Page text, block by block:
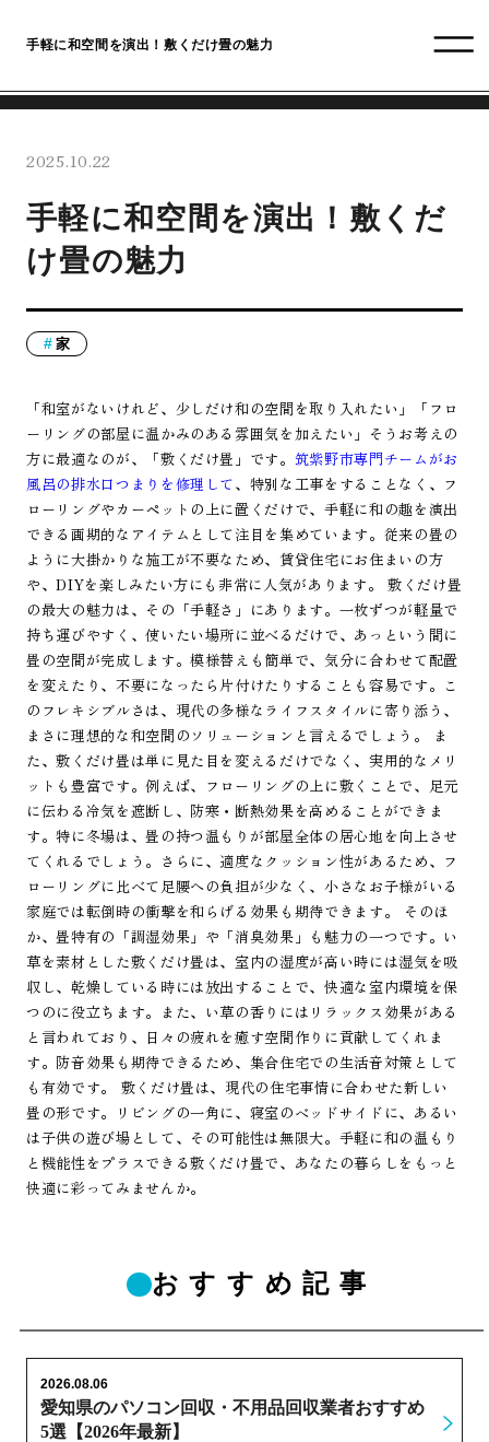
手軽に和空間を演出！敷くだけ畳の魅力
2025.10.22
手軽に和空間を演出！敷くだ
け畳の魅力
家
「和室がないけれど、少しだけ和の空間を取り入れたい」「フロ
ーリングの部屋に温かみのある雰囲気を加えたい」そうお考えの
方に最適なのが、「敷くだけ畳」です。 筑紫野市専門チームがお
風呂の排水口つまりを修理して、特別な工事をすることなく、フ
ローリングやカーペットの上に置くだけで、手軽に和の趣を演出
できる画期的なアイテムとして注目を集めています。従来の畳の
ように大掛かりな施工が不要なため、賃貸住宅にお住まいの方
や、DIYを楽しみたい方にも非常に人気があります。 敷くだけ畳
の最大の魅力は、その「手軽さ」にあります。一枚ずつが軽量で
持ち運びやすく、使いたい場所に並べるだけで、あっという間に
畳の空間が完成します。模様替えも簡単で、気分に合わせて配置
を変えたり、不要になったら片付けたりすることも容易です。こ
のフレキシブルさは、現代の多様なライフスタイルに寄り添う、
まさに理想的な和空間のソリューションと言えるでしょう。 ま
た、敷くだけ畳は単に見た目を変えるだけでなく、実用的なメリ
ットも豊富です。例えば、フローリングの上に敷くことで、足元
に伝わる冷気を遮断し、防寒・断熱効果を高めることができま
す。特に冬場は、畳の持つ温もりが部屋全体の居心地を向上させ
てくれるでしょう。さらに、適度なクッション性があるため、フ
ローリングに比べて足腰への負担が少なく、小さなお子様がいる
家庭では転倒時の衝撃を和らげる効果も期待できます。 そのほ
か、畳特有の「調湿効果」や「消臭効果」も魅力の一つです。い
草を素材とした敷くだけ畳は、室内の湿度が高い時には湿気を吸
収し、乾燥している時には放出することで、快適な室内環境を保
つのに役立ちます。また、い草の香りにはリラックス効果がある
と言われており、日々の疲れを癒す空間作りに貢献してくれま
す。防音効果も期待できるため、集合住宅での生活音対策として
も有効です。 敷くだけ畳は、現代の住宅事情に合わせた新しい
畳の形です。リビングの一角に、寝室のベッドサイドに、あるい
は子供の遊び場として、その可能性は無限大。手軽に和の温もり
と機能性をプラスできる敷くだけ畳で、あなたの暮らしをもっと
快適に彩ってみませんか。
おすすめ記事
愛知県のパソコン回収・不用品回収業者おすすめ
5選【2026年最新】
2026.08.06